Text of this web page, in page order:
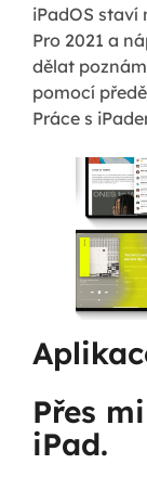
iPadOS staví
Pro 2021 a
dělat
pomocí
Práce s
Přes
iPad.